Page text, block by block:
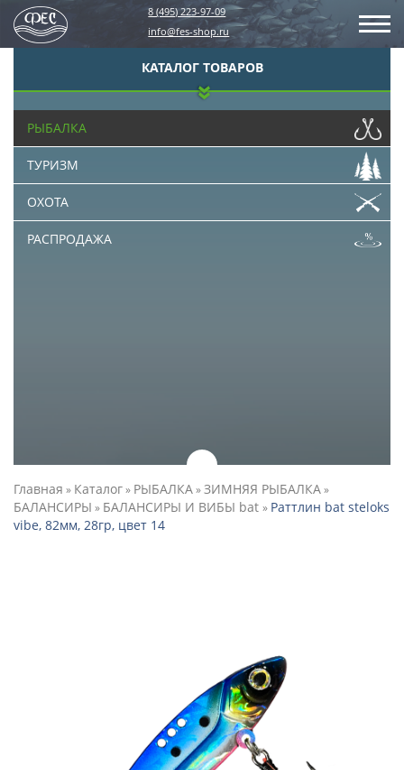
8 (495) 223-97-09
info@fes-shop.ru
КАТАЛОГ ТОВАРОВ
РЫБАЛКА
ТУРИЗМ
ОХОТА
РАСПРОДАЖА
Главная » Каталог» РЫБАЛКА»ЗИМНЯЯ РЫБАЛКА»
БАЛАНСИРЫ » БАЛАНСИРЫ И ВИБЫ bat » Раттлин bat steloks
vibe, 82мм, 28гр, цвет 14